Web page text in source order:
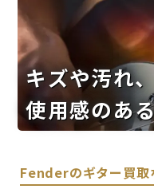
キズや汚れ、
使用感のあ
Fenderのギター買取